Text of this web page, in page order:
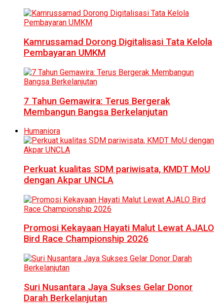
Kamrussamad Dorong Digitalisasi Tata Kelola
Pembayaran UMKM
7 Tahun Gemawira: Terus Bergerak
Membangun Bangsa Berkelanjutan
Humaniora
Perkuat kualitas SDM pariwisata, KMDT MoU
dengan Akpar UNCLA
Promosi Kekayaan Hayati Malut Lewat AJALO
Bird Race Championship 2026
Suri Nusantara Jaya Sukses Gelar Donor
Darah Berkelanjutan